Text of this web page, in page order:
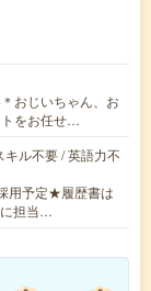
おじいちゃん、お
トをお任せ…
ル不要 / 英語力不
用予定★履歴書は
担当…